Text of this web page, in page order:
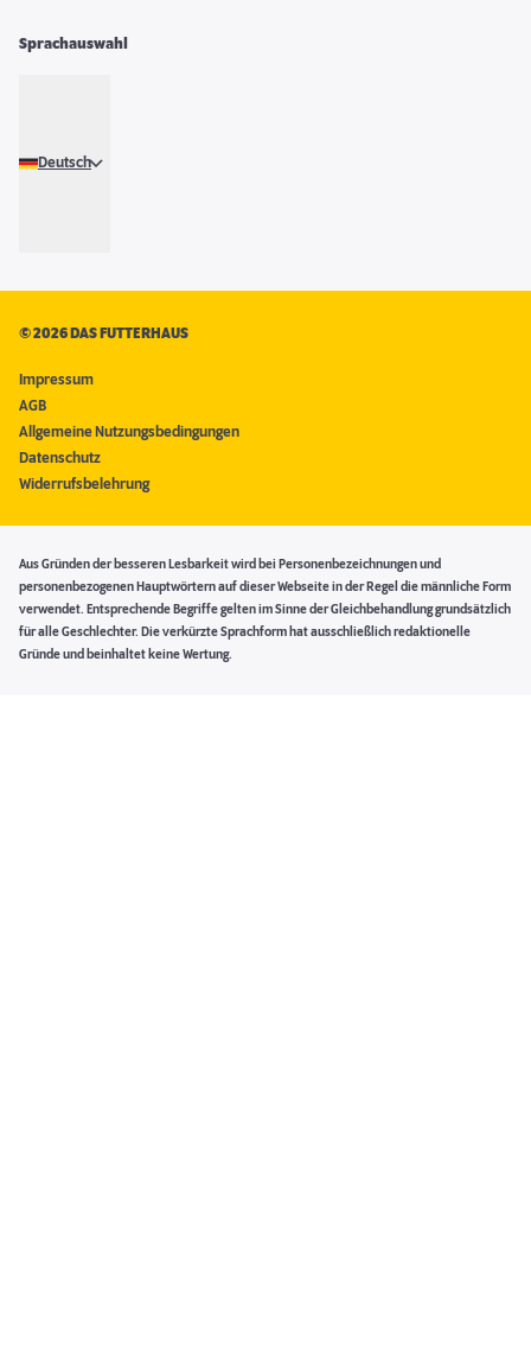
Sprachauswahl
Deutsch
©2026 DAS FUTTERHAUS
Impressum
AGB
Allgemeine Nutzungsbedingungen
Datenschutz
Widerrufsbelehrung
Aus Gründen der besseren Lesbarkeit wird bei Personenbezeichnungen und
personenbezogenen Hauptwörtern auf dieser Webseite in der Regel die männliche Form
verwendet. Entsprechende Begriffe gelten im Sinne der Gleichbehandlung grundsätzlich
für alle Geschlechter. Die verkürzte Sprachform hat ausschließlich redaktionelle
Gründe und beinhaltet keine Wertung.